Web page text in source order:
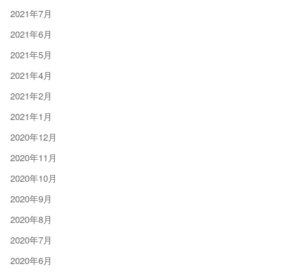
2021年7月
2021年6月
2021年5月
2021年4月
2021年2月
2021年1月
2020年12月
2020年11月
2020年10月
2020年9月
2020年8月
2020年7月
2020年6月